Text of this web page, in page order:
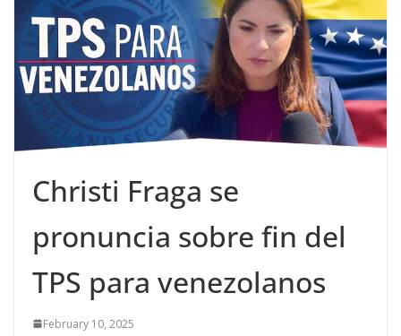
Christi Fraga se
pronuncia sobre fin del
TPS para venezolanos
February 10, 2025